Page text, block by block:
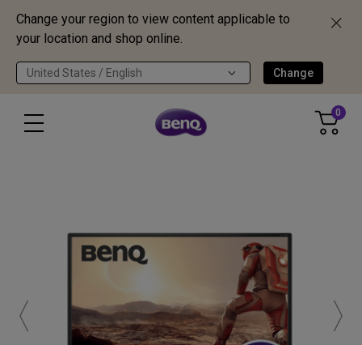
Change your region to view content applicable to
your location and shop online.
United States / English Change
0